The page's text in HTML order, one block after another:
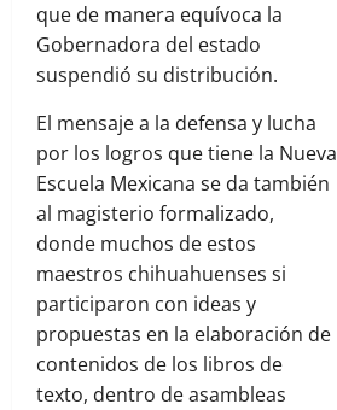
que de manera equívoca la
Gobernadora del estado
suspendió su distribución.
El mensaje a la defensa y lucha
por los logros que tiene la Nueva
Escuela Mexicana se da también
al magisterio formalizado,
donde muchos de estos
maestros chihuahuenses si
participaron con ideas y
propuestas en la elaboración de
contenidos de los libros de
texto, dentro de asambleas